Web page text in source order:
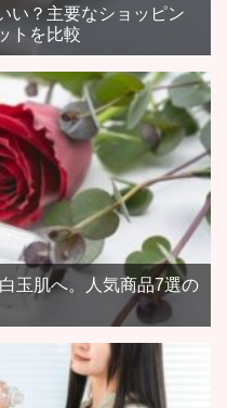
い？主要なショッピン
トを比較
玉肌へ。人気商品7選の